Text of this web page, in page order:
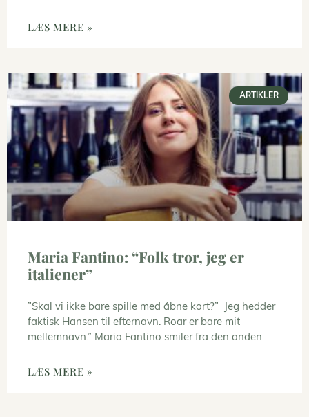
LÆS MERE »
ARTIKLER
Maria Fantino: “Folk tror, jeg er
italiener”
”Skal vi ikke bare spille med åbne kort?” Jeg hedder
faktisk Hansen til efternavn. Roar er bare mit
mellemnavn.” Maria Fantino smiler fra den anden
LÆS MERE »